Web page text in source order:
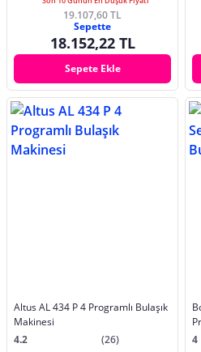
19.107,60 TL
Sepette
18.152,22 TL
Sepete Ekle
Altus AL 434 P 4 Programlı Bulaşık
Makinesi
4.2
(26)
4